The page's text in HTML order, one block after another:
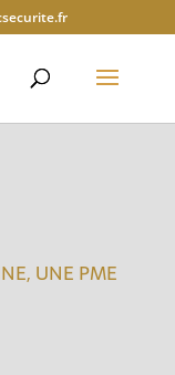
UNE PME